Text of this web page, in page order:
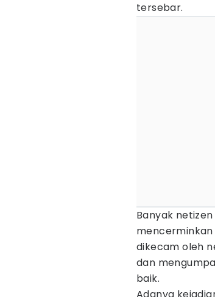
tersebar.
Banyak
mencerminkan
dikecam oleh
dan
baik.